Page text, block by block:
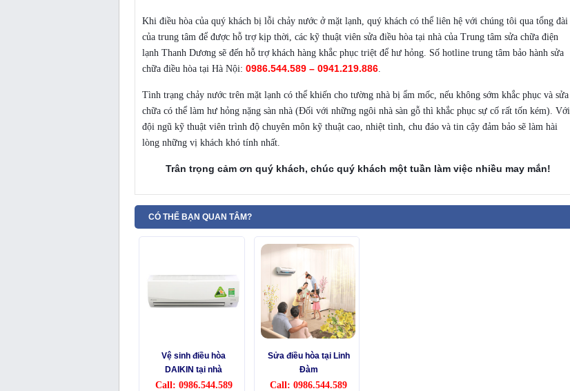
Khi điều hòa của quý khách bị lỗi chảy nước ở mặt lạnh, quý khách có thể liên hệ với chúng tôi qua tổng đài
của trung tâm để được hỗ trợ kịp thời, các kỹ thuật viên sửa điều hòa tại nhà của Trung tâm sửa chữa điện
lạnh Thanh Dương sẽ đến hỗ trợ khách hàng khắc phục triệt để hư hỏng. Số hotline trung tâm bảo hành sửa
chữa điều hòa tại Hà Nội: 0986.544.589 – 0941.219.886
Tình trạng chảy nước trên mặt lạnh có thể khiến cho tường nhà bị ẩm mốc, nếu không sớm khắc phục và sửa
chữa có thể làm hư hỏng nặng sàn nhà (Đối với những ngôi nhà sàn gỗ thì khắc phục sự cố rất tốn kém). Với
đội ngũ kỹ thuật viên trình độ chuyên môn kỹ thuật cao, nhiệt tình, chu đáo và tin cậy đảm bảo sẽ làm hài
lòng những vị khách khó tính nhất.
Trân trọng cảm ơn quý khách, chúc quý khách một tuần làm việc nhiều may mắn!
CÓ THỂ BẠN QUAN TÂM?
Vệ sinh điều hòa
DAIKIN tại nhà
Call: 0986.544.589
Sửa điều hòa tại Linh
Đàm
Call: 0986.544.589